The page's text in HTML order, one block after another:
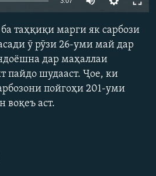
360p
480p
720p
таҳқиқи марги як сарбози
ӯ рӯзи 26-уми май дар
дар маҳаллаи
пайдо шудааст. Ҷое, ки
пойгоҳи 201-уми
воқеъ аст.